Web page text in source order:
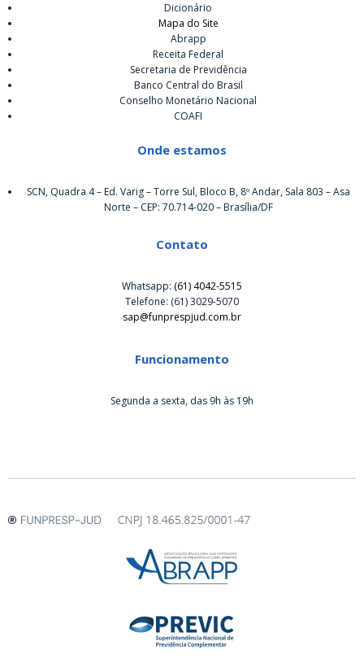
Dicionário
Mapa do Site
Abrapp
Receita Federal
Secretaria de Previdência
Banco Central do Brasil
Conselho Monetário Nacional
COAFI
Onde estamos
SCN, Quadra 4 – Ed. Varig – Torre Sul, Bloco B, 8º Andar, Sala 803 – Asa
Norte – CEP: 70.714-020 – Brasília/DF
Contato
Whatsapp: (61) 4042-5515
Telefone: (61) 3029-5070
sap@funprespjud.com.br
Funcionamento
Segunda a sexta, das 9h às 19h